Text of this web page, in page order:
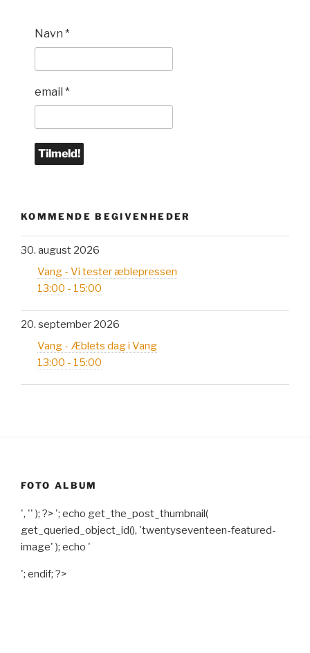
Navn *
email *
KOMMENDE BEGIVENHEDER
30. august 2026
Vang - Vi tester æblepressen
13:00 - 15:00
20. september 2026
Vang - Æblets dag i Vang
13:00 - 15:00
FOTO ALBUM
', '' ); ?> '; echo get_the_post_thumbnail(
get_queried_object_id(), 'twentyseventeen-featured-
image' ); echo '
'; endif; ?>